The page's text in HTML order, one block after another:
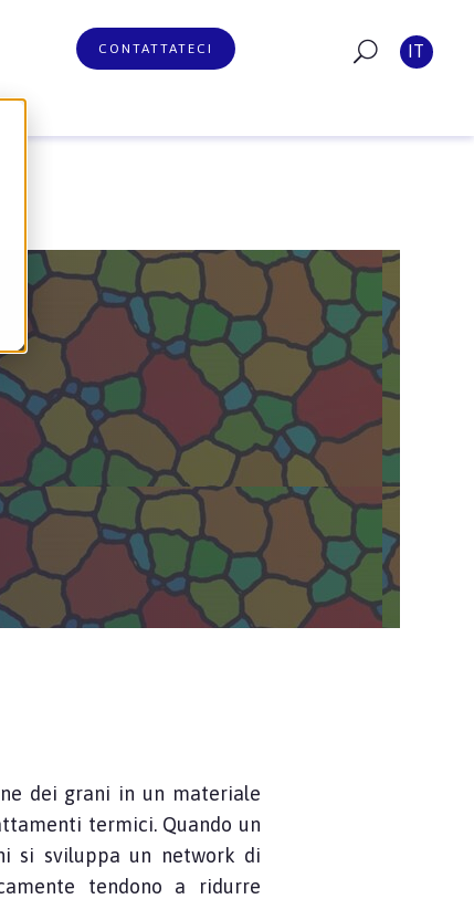
CONTATTATECI IT
dei grani in un materiale
termici. Quando un
si sviluppa un network di
tendono a ridurre